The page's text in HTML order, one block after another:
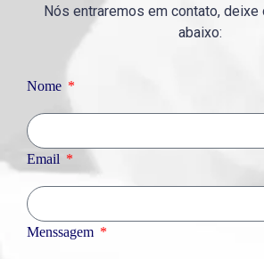
Nós entraremos em contato,
abaixo:
Nome
Email
Menssagem